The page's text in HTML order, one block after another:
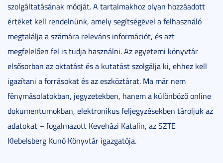
szolgáltatásának módját. A tartalmakhoz olyan hozzáadott
értéket kell rendelnünk, amely segítségével a felhasználó
megtalálja a számára releváns információt, és azt
megfelelően fel is tudja használni. Az egyetemi könyvtár
elsősorban az oktatást és a kutatást szolgálja ki, ehhez kell
igazítani a forrásokat és az eszköztárat. Ma már nem
fénymásolatokban, jegyzetekben, hanem a különböző online
dokumentumokban, elektronikus feljegyzésekben tároljuk az
adatokat – fogalmazott Keveházi Katalin, az SZTE
Klebelsberg Kunó Könyvtár igazgatója.